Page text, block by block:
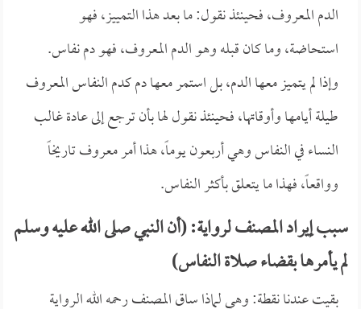
الدم المعروف، فحينئذ نقول: ما بعد هذا التمييز، فهو
استحاضة، وما كان قبله وهو الدم المعروف، فهو دم نفاس.
وإذا لم يتميز معها الدم، بل استمر معها دم كدم النفاس المعروف
طيلة أيامها وأوقاتها، فحينئذ نقول لها بأن ترجع إلى عادة غالب
النساء في النفاس وهي أربعون يوماً، هذا أمر معروف تاريخاً
وواقعاً، فهذا ما يتعلق بأكثر النفاس.
سبب إيراد المصنف لرواية: (أن النبي صلى الله عليه وسلم
لم يأمرها بقضاء صلاة النفاس)
بقيت عندنا نقطة: وهي لماذا ساق المصنف رحمه الله الرواية